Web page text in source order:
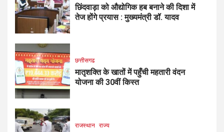
छिंदवाड़ा को औद्योगिक हब बनाने की दिशा में
तेज होंगे प्रयास : मुख्यमंत्री डॉ. यादव
छत्तीसगढ
मातृशक्ति के खातों में पहुँची महतारी वंदन
योजना की 30वीं किस्त
राजस्थान राज्य